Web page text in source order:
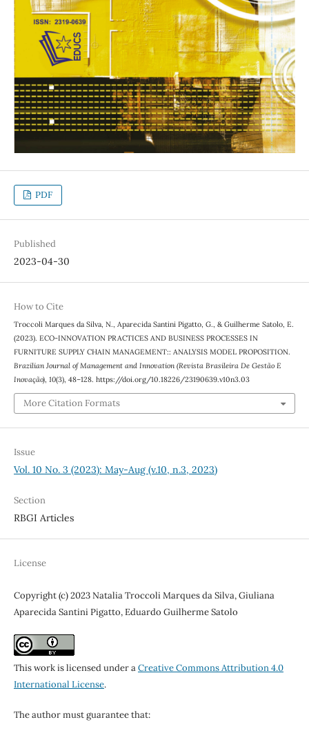
PDF
Published
2023-04-30
How to Cite
Troccoli Marques da Silva, N., Aparecida Santini Pigatto, G., & Guilherme Satolo, E.
(2023). ECO-INNOVATION PRACTICES AND BUSINESS PROCESSES IN
FURNITURE SUPPLY CHAIN MANAGEMENT:: ANALYSIS MODEL PROPOSITION.
Brazilian Journal of Management and Innovation (Revista Brasileira De Gestão E
Inovação), 10(3), 48–128. https://doi.org/10.18226/23190639.v10n3.03
More Citation Formats
Issue
Vol. 10 No. 3 (2023): May-Aug (v.10, n.3, 2023)
Section
RBGI Articles
License
Copyright (c) 2023 Natalia Troccoli Marques da Silva, Giuliana
Aparecida Santini Pigatto, Eduardo Guilherme Satolo
This work is licensed under aCreative Commons Attribution 4.0
International License.
The author must guarantee that: